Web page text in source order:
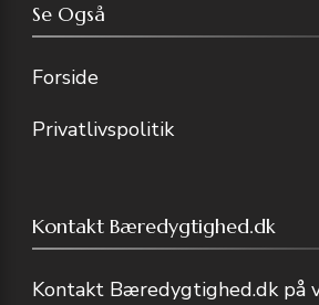
Se Også
Forside
Privatlivspolitik
Kontakt Bæredygtighed.dk
Kontakt Bæredygtighed.dk på